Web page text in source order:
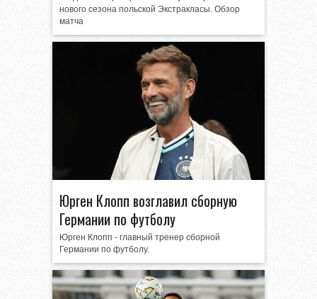
нового сезона польской Экстракласы. Обзор
матча
Юрген Клопп возглавил сборную
Германии по футболу
Юрген Клопп - главный тренер сборной
Германии по футболу.